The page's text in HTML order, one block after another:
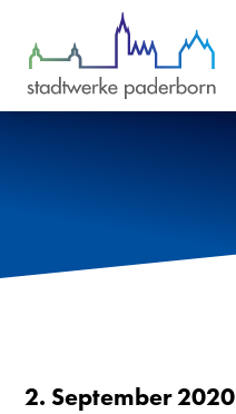
Zum Inhalt springen
2. September 2020